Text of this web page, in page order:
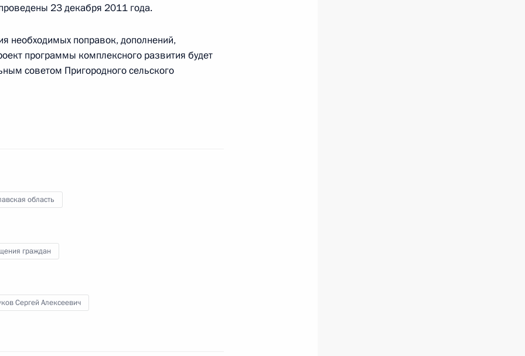
поручений, данных
Президента
итогам работы
решений
23 декабря 2011 года.
необходимых поправок, дополнений,
программы комплексного развития будет
советом Пригородного сельского
область
граждан
Сергей Алексеевич